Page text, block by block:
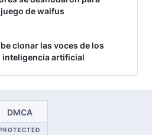
de waifus
clonar las voces de los
inteligencia artificial
DMCA